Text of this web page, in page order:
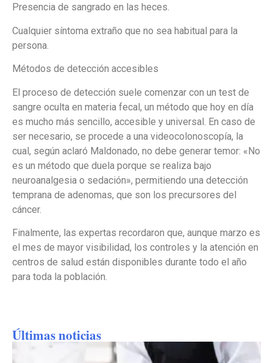
Presencia de sangrado en las heces.
Cualquier síntoma extraño que no sea habitual para la
persona.
Métodos de detección accesibles
El proceso de detección suele comenzar con un test de
sangre oculta en materia fecal, un método que hoy en día
es mucho más sencillo, accesible y universal. En caso de
ser necesario, se procede a una videocolonoscopía, la
cual, según aclaró Maldonado, no debe generar temor: «No
es un método que duela porque se realiza bajo
neuroanalgesia o sedación», permitiendo una detección
temprana de adenomas, que son los precursores del
cáncer.
Finalmente, las expertas recordaron que, aunque marzo es
el mes de mayor visibilidad, los controles y la atención en
centros de salud están disponibles durante todo el año
para toda la población.
Últimas noticias